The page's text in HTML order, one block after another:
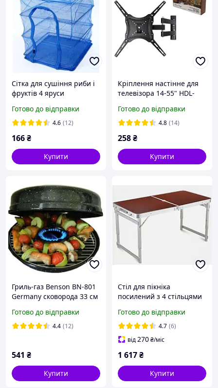
Сітка для сушіння риби і
фруктів 4 яруси
Готово до відправки
4.6 (12)
166₴
Купити
Кріплення настінне для
телевізора 14-55" HDL-
Готово до відправки
4.8 (14)
258₴
Купити
Гриль-газ Benson BN-801
Germany сковорода 33 см
покриттям SN27
Готово до відправки
4.4 (12)
541 ₴
Купити
Стіл для пікніка
посилений з 4 стільцями
розкладний валізу з
регульованою висотою
80,70,55 см SN27
Готово до відправки
4.7 (6)
від270₴/міс
1 617₴
Купити